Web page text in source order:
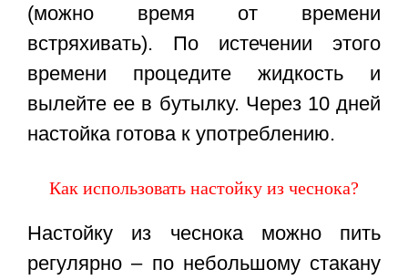
(можно время от времени
встряхивать). По истечении этого
времени процедите жидкость и
вылейте ее в бутылку. Через 10 дней
настойка готова к употреблению.
Как использовать настойку из чеснока?
Настойку из чеснока можно пить
регулярно – по небольшому стакану